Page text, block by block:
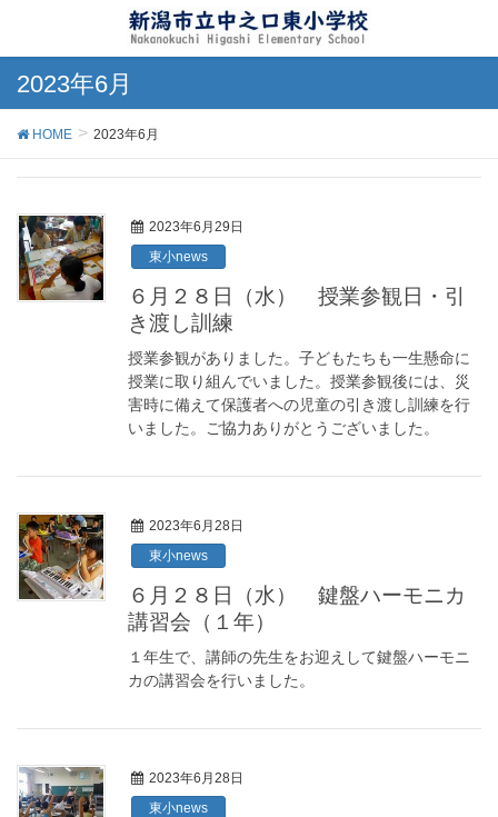
2023年6月
HOME 2023年6月
2023年6月29日
東小news
６月２８日（水） 授業参観日・引
き渡し訓練
授業参観がありました。子どもたちも一生懸命に
授業に取り組んでいました。授業参観後には、災
害時に備えて保護者への児童の引き渡し訓練を行
いました。ご協力ありがとうございました。
2023年6月28日
東小news
６月２８日（水） 鍵盤ハーモニカ
講習会（１年）
１年生で、講師の先生をお迎えして鍵盤ハーモニ
カの講習会を行いました。
2023年6月28日
東小news